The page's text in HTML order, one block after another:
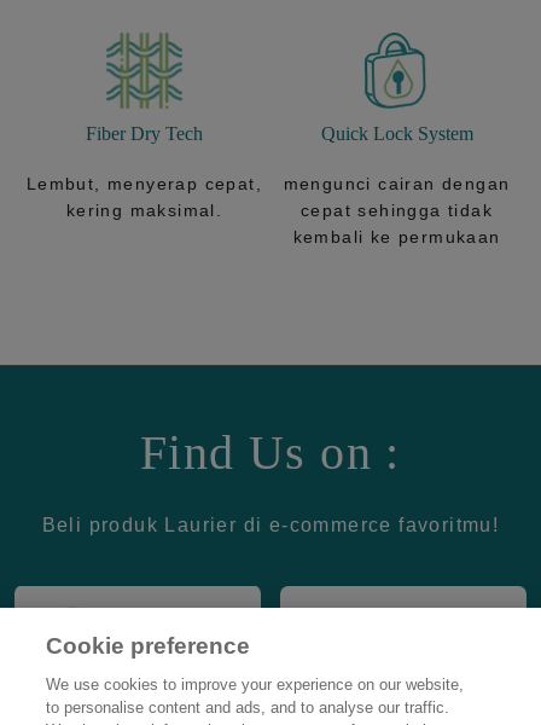
Fiber Dry Tech
Lembut, menyerap cepat,
kering maksimal.
Quick Lock System
mengunci cairan dengan
cepat sehingga tidak
kembali ke permukaan
Find Us on :
Beli produk Laurier di e-commerce favoritmu!
Cookie preference
We use cookies to improve your experience on our website,
to personalise content and ads, and to analyse our traffic.